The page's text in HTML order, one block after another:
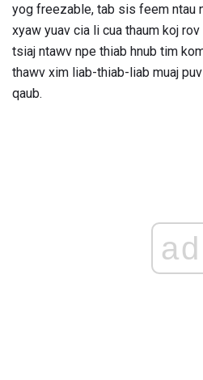
yog freezable, tab sis feem ntau
xyaw yuav cia li cua thaum koj
tsiaj ntawv npe thiab hnub tim
thawv xim liab-thiab-liab muaj
qaub.
ad